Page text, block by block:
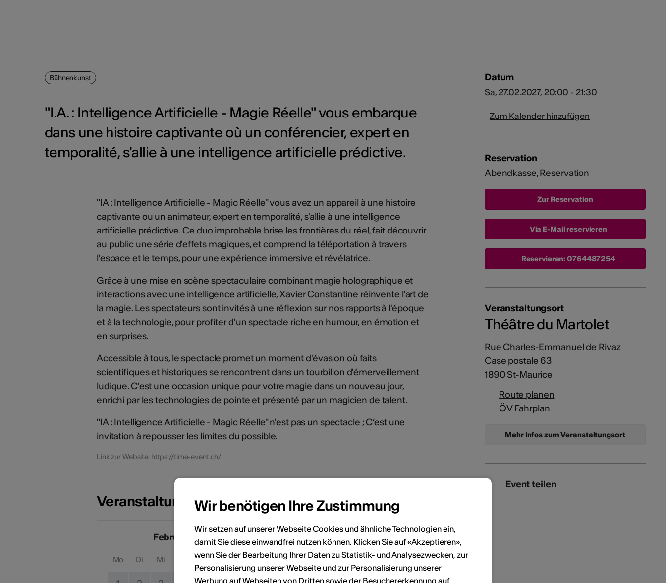
Bühnenkunst
"I.A. : Intelligence Artificielle - Magie Réelle" vous embarque
dans une histoire captivante où un conférencier, expert en
temporalité, s'allie à une intelligence artificielle prédictive.
"IA : Intelligence Artificielle - Magic Réelle" vous avez un appareil à une histoire
captivante ou un animateur, expert en temporalité, s'allie à une intelligence
artificielle prédictive. Ce duo improbable brise les frontières du réel, fait découvrir
au public une série d'effets magiques, et comprend la téléportation à travers
l'espace et le temps, pour une expérience immersive et révélatrice.
Grâce à une mise en scène spectaculaire combinant magie holographique et
interactions avec une intelligence artificielle, Xavier Constantine réinvente l'art de
la magie. Les spectateurs sont invités à une réflexion sur nos rapports à l'époque
et à la technologie, pour profiter d'un spectacle riche en humour, en émotion et
en surprises.
Accessible à tous, le spectacle promet un moment d'évasion où faits
scientifiques et historiques se rencontrent dans un tourbillon d'émerveillement
ludique. C'est une occasion unique pour votre magie dans un nouveau jour,
enrichi par les technologies de pointe et présenté par un magicien de talent.
"IA : Intelligence Artificielle - Magic Réelle" n'est pas un spectacle ; C’est une
invitation à repousser les limites du possible.
Link zur Website: https://time-event.ch/
Veranstaltungsdaten
Februar 2027
Mo Di Mi Fr Sa So
März 2027
Mo Di Mi Do Fr Sa So
Datum
Sa, 27.02.2027, 20:00 - 21:30
Zum Kalender hinzufügen
Reservation
Abendkasse, Reservation
Via E-Mail reservieren
Reservieren:0764487254
Veranstaltungsort
Théâtre du Martolet
Rue Charles-Emmanuel de Rivaz
Case postale 63
1890 St-Maurice
Route planen
ÖV Fahrplan
Mehr Infos zum Veranstaltungsort
Event teilen
Wir benötigen Ihre Zustimmung
Wir setzen auf unserer Webseite Cookies und ähnliche Technologien ein,
damit Sie diese einwandfrei nutzen können. Klicken Sie auf «Akzeptieren»,
wenn Sie der Bearbeitung Ihrer Daten zu Statistik- und Analysezwecken, zur
Personalisierung unserer Webseite und zur Personalisierung unserer
Werbung auf Webseiten von Dritten sowie der Besuchererkennung auf